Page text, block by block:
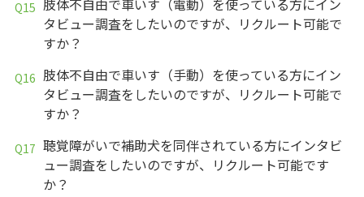
タビュー調査をしたいのですが、リクルート可能で
すか？
肢体不自由で車いす（手動）を使っている方にイン
タビュー調査をしたいのですが、リクルート可能で
すか？
聴覚障がいで補助犬を同伴されている方にインタビ
ュー調査をしたいのですが、リクルート可能です
か？